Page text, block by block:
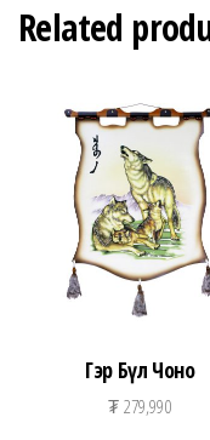
Related
Гэр Бүл Чоно
₮279,990